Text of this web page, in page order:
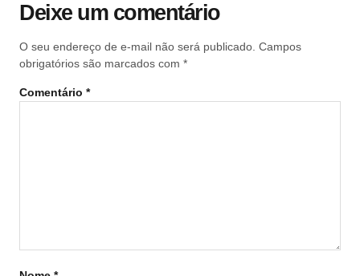
Deixe um comentário
O seu endereço de e-mail não será publicado. Campos
obrigatórios são marcados com *
Comentário *